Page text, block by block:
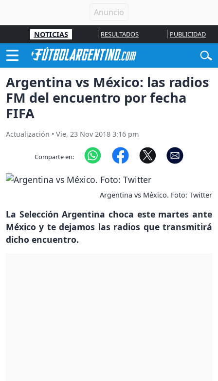
NOTICIAS RESULTADOS PUBLICIDAD
Argentina vs México: las radios
FM del encuentro por fecha
FIFA
Actualización • Vie, 23 Nov 2018 3:16 pm
Comparte en:
Argentina vs México. Foto: Twitter
La Selección Argentina choca este martes ante
México y te dejamos las radios que transmitirá
dicho encuentro.